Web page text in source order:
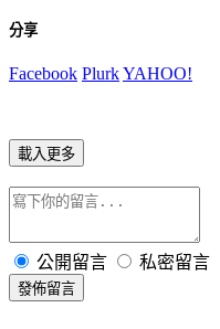
分享
Facebook PlurkYAHOO!
載入更多
公開留言 私密留言
發佈留言